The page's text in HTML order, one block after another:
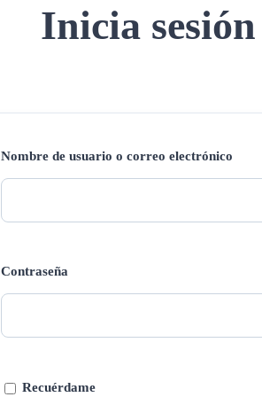
Inicia sesión
Nombre de usuario o correo electrónico
Contraseña
Recuérdame